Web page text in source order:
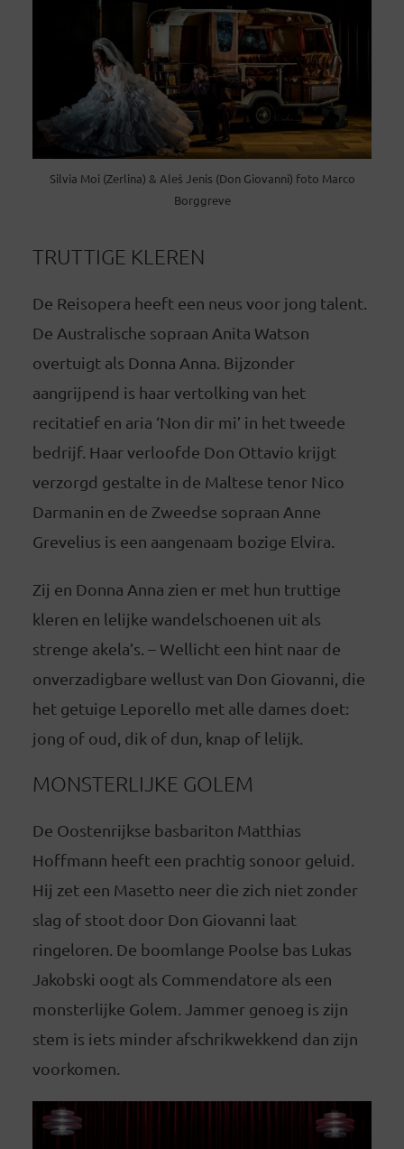
Silvia Moi (Zerlina) & Aleš Jenis (Don Giovanni) foto Marco
Borggreve
TRUTTIGE KLEREN
De Reisopera heeft een neus voor jong talent.
De Australische sopraan Anita Watson
overtuigt als Donna Anna. Bijzonder
aangrijpend is haar vertolking van het
recitatief en aria ‘Non dir mi’ in het tweede
bedrijf. Haar verloofde Don Ottavio krijgt
verzorgd gestalte in de Maltese tenor Nico
Darmanin en de Zweedse sopraan Anne
Grevelius is een aangenaam bozige Elvira.
Zij en Donna Anna zien er met hun truttige
kleren en lelijke wandelschoenen uit als
strenge akela’s. – Wellicht een hint naar de
onverzadigbare wellust van Don Giovanni, die
het getuige Leporello met alle dames doet:
jong of oud, dik of dun, knap of lelijk.
MONSTERLIJKE GOLEM
De Oostenrijkse basbariton Matthias
Hoffmann heeft een prachtig sonoor geluid.
Hij zet een Masetto neer die zich niet zonder
slag of stoot door Don Giovanni laat
ringeloren. De boomlange Poolse bas Lukas
Jakobski oogt als Commendatore als een
monsterlijke Golem. Jammer genoeg is zijn
stem is iets minder afschrikwekkend dan zijn
voorkomen.